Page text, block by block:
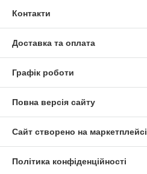
Контакти
Доставка та оплата
Графік роботи
Повна версія сайту
Сайт створено на маркетплейсі
Політика конфіденційності